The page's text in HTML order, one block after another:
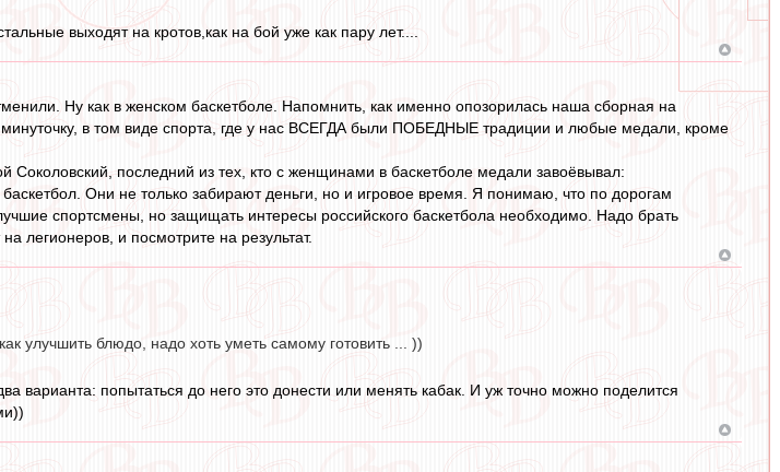
выходят на кротов,как на бой уже как пару лет....
Ну как в женском баскетболе. Напомнить, как именно опозорилась наша сборная на
в том виде спорта, где у нас ВСЕГДА были ПОБЕДНЫЕ традиции и любые медали, кроме
Соколовский, последний из тех, кто с женщинами в баскетболе медали завоёвывал:
Они не только забирают деньги, но и игровое время. Я понимаю, что по дорогам
спортсмены, но защищать интересы российского баскетбола необходимо. Надо брать
легионеров, и посмотрите на результат.
улучшить блюдо, надо хоть уметь самому готовить ... ))
варианта: попытаться до него это донести или менять кабак. И уж точно можно поделится